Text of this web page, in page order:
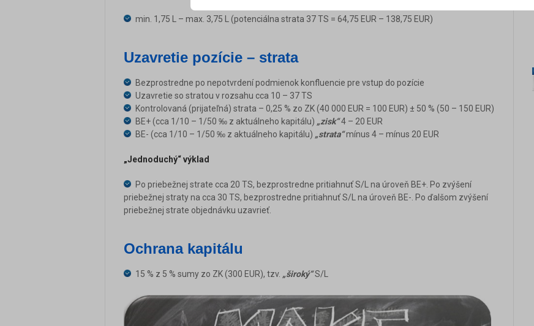
min. 1,75 L – max. 3,75 L (potenciálna strata 37 TS = 64,75 EUR – 138,75 EUR)
Uzavretie pozície – strata
Bezprostredne po nepotvrdení podmienok konfluencie pre vstup do pozície
Uzavretie so stratou v rozsahu cca 10 – 37 TS
Kontrolovaná (prijateľná) strata – 0,25 % zo ZK (40 000 EUR = 100 EUR) ± 50 % (50 – 150 EUR)
BE+ (cca 1/10 – 1/50 ‰ z aktuálneho kapitálu) „zisk“4 – 20 EUR
BE- (cca 1/10 – 1/50 ‰ z aktuálneho kapitálu) „strata“mínus 4 – mínus 20 EUR
„Jednoduchý“ výklad
Po priebežnej strate cca 20 TS, bezprostredne pritiahnuť S/L na úroveň BE+. Po zvýšení
priebežnej straty na cca 30 TS, bezprostredne pritiahnuť S/L na úroveň BE-. Po ďalšom zvýšení
priebežnej strate objednávku uzavrieť.
Ochrana kapitálu
15 % z 5 % sumy zo ZK (300 EUR), tzv. „široký“S/L